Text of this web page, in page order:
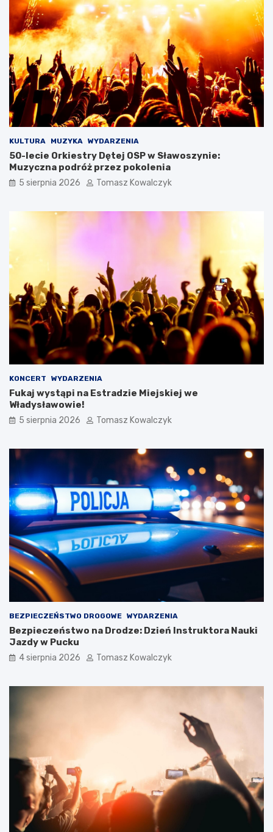
KULTURA MUZYKA WYDARZENIA
50-lecie Orkiestry Dętej OSP w Sławoszynie:
Muzyczna podróż przez pokolenia
5 sierpnia 2026 Tomasz Kowalczyk
KONCERT WYDARZENIA
Fukaj wystąpi na Estradzie Miejskiej we
Władysławowie!
5 sierpnia 2026 Tomasz Kowalczyk
BEZPIECZEŃSTWO DROGOWE WYDARZENIA
Bezpieczeństwo na Drodze: Dzień Instruktora Nauki
Jazdy w Pucku
4 sierpnia 2026 Tomasz Kowalczyk